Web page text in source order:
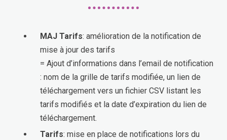
MAJ Tarifs: amélioration de la notification de
mise à jour des tarifs
= Ajout d’informations dans l’email de notification
: nom de la grille de tarifs modifiée, un lien de
téléchargement vers un fichier CSV listant les
tarifs modifiés et la date d’expiration du lien de
téléchargement.
Tarifs: mise en place de notifications lors du